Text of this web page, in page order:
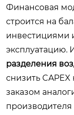
Финансовая
строится на
инвестициями
эксплуатацию.
разделения
снизить
заказом